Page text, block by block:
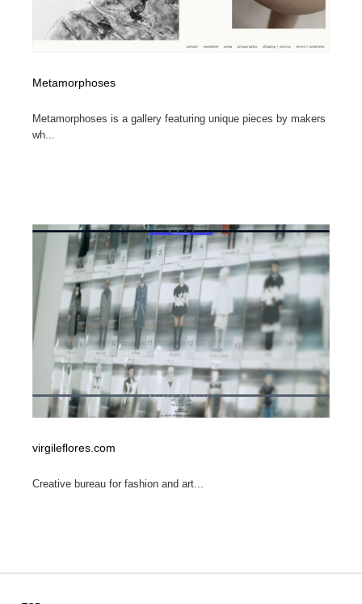
Metamorphoses
Metamorphoses is a gallery featuring unique pieces by makers
wh...
virgileflores.com
Creative bureau for fashion and art...